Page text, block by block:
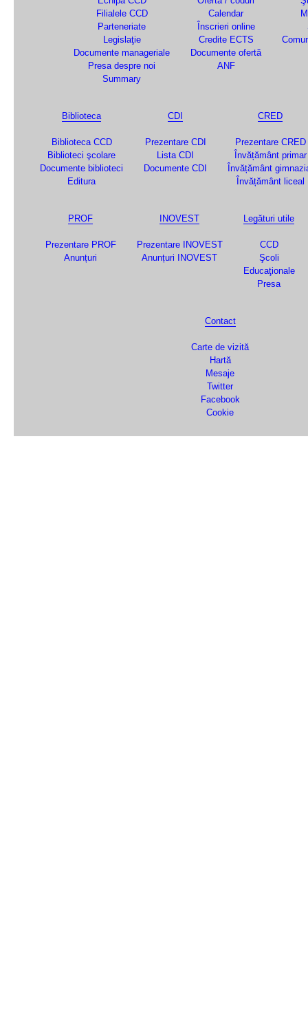
Filialele CCD
Parteneriate
Legislaţie
Documente manageriale
Presa despre noi
Summary
Calendar
Înscrieri online
Credite ECTS
Documente ofertă
ANF
Biblioteca
Biblioteca CCD
Biblioteci şcolare
Documente biblioteci
Editura
CDI
Prezentare CDI
Lista CDI
Documente CDI
CRED
Prezentare CRED
Învățământ primar
Învățământ
Învățământ liceal
PROF
Prezentare PROF
Anunțuri
INOVEST
Prezentare INOVEST
Anunțuri INOVEST
Legături utile
CCD
Şcoli
Educaţionale
Presa
Contact
Carte de vizită
Hartă
Mesaje
Twitter
Facebook
Cookie